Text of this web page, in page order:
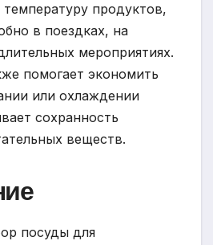
температуру продуктов,
в поездках, на
мероприятиях.
помогает экономить
или охлаждении
сохранность
веществ.
посуды для